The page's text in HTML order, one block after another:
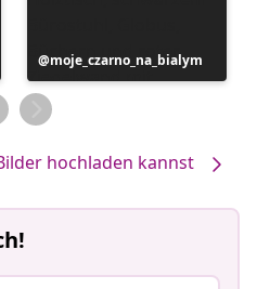
Beitrag
veröffentlicht
von
moje_czarno_na_bialym
hochladen kannst